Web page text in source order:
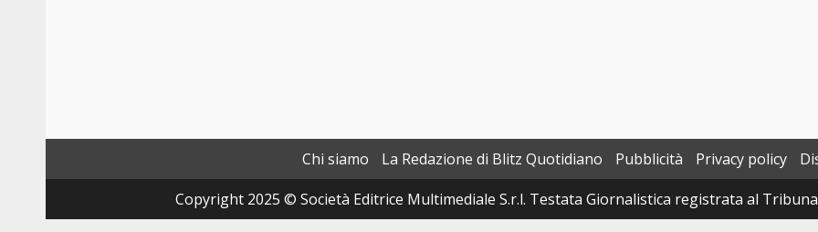
Chi siamo La Redazione di Blitz Quotidiano Pubblicità Privacy policy
Copyright 2025 © Società Editrice Multimediale S.r.l. Testata Giornalistica registrata al